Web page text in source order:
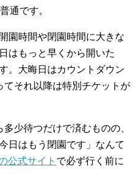
通です。
園時間や閉園時間に大きな
はもっと早くから開いた
。大晦日はカウントダウン
それ以降は特別チケットが
少待つだけで済むものの、
日はもう閉園です」なんて
公式サイト で必ず行く前に